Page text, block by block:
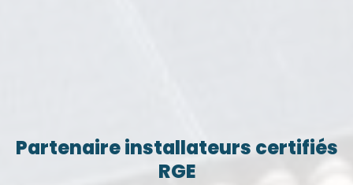
Partenaire installateurs certifiés
RGE